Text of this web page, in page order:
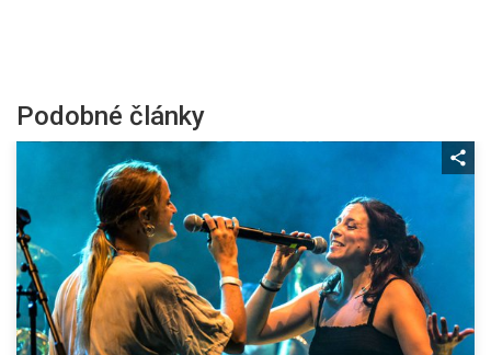
Podobné články